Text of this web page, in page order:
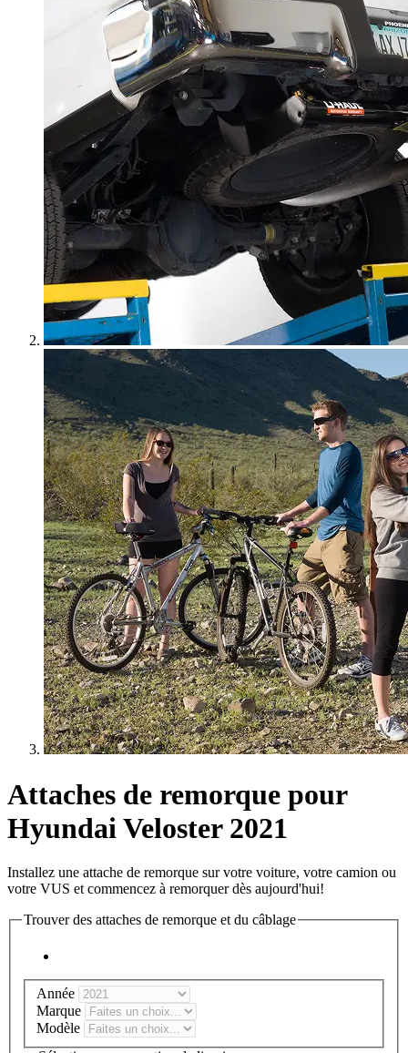
Attaches de remorque pour
Hyundai Veloster 2021
Installez une attache de remorque sur votre voiture, votre camion ou
votre VUS et commencez à remorquer dès aujourd'hui!
Trouver des attaches de remorque et du câblage
Année
Marque
Modèle